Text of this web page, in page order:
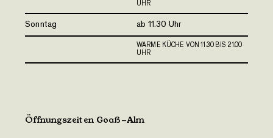
UHR
Sonntag ab 11.30 Uhr
WARME KÜCHE VON 11.30 BIS 21.00
UHR
Öffnungszeiten Goaß-Alm